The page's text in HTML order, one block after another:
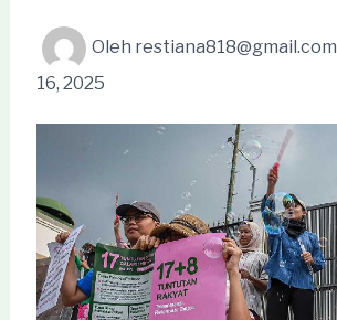
Oleh restiana818@gmail.com
16, 2025